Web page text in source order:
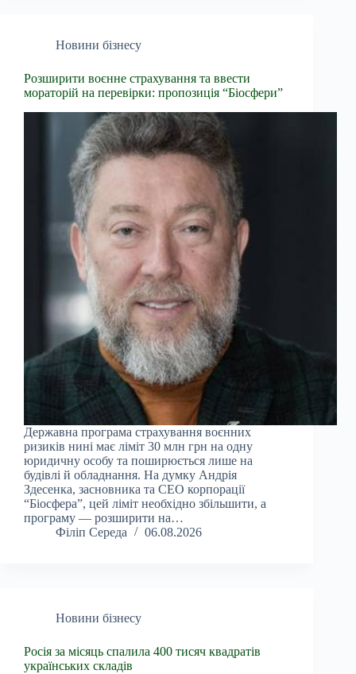
Новини бізнесу
Розширити воєнне страхування та ввести
мораторій на перевірки: пропозиція “Біосфери”
Державна програма страхування воєнних
ризиків нині має ліміт 30 млн грн на одну
юридичну особу та поширюється лише на
будівлі й обладнання. На думку Андрія
Здесенка, засновника та CEO корпорації
“Біосфера”, цей ліміт необхідно збільшити, а
програму — розширити на…
Філіп Середа
06.08.2026
Новини бізнесу
Росія за місяць спалила 400 тисяч квадратів
українських складів